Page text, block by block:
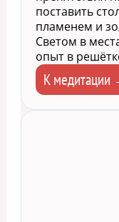
поставить
пламенем и
Светом в
опыт в
К медитации